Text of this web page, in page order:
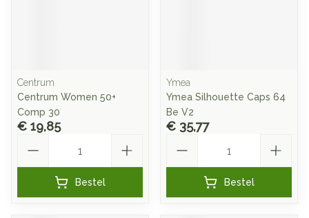
Centrum
Centrum Women 50+
Comp 30
€ 19,85
Bestel
Ymea
Ymea Silhouette Caps 64
Be V2
€ 35,77
Bestel